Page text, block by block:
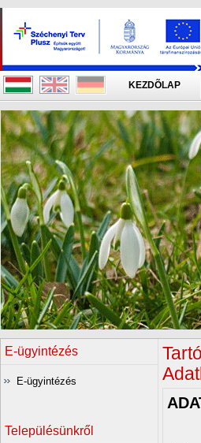
KEZDÕLAP
E-ügyintézés
E-ügyintézés
Településünkről